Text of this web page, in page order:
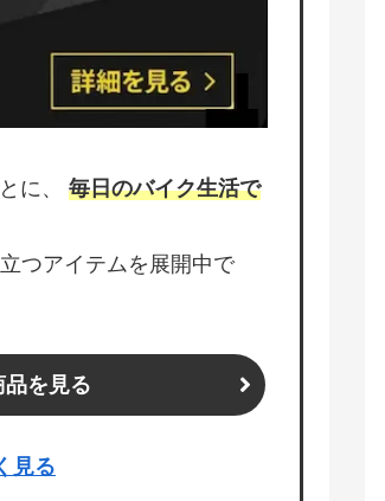
に、 毎日のバイク生活で
つアイテムを展開中で
を見る
見る